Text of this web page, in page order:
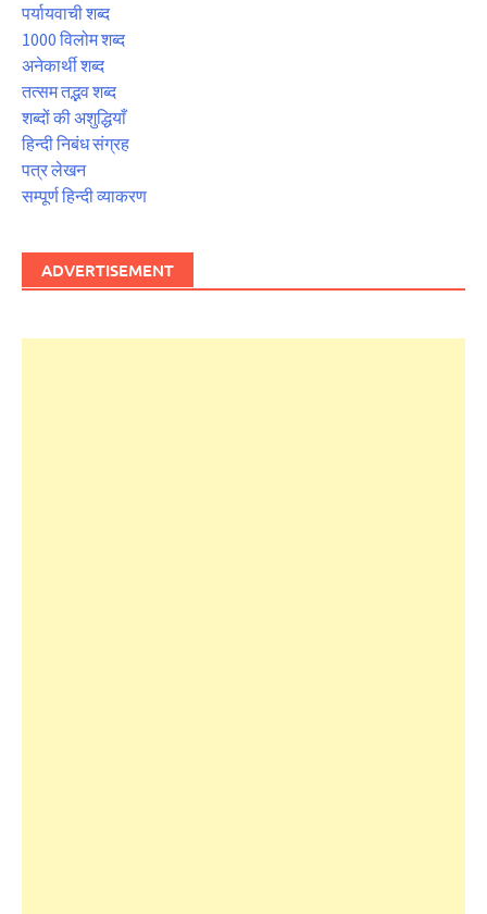
पर्यायवाची शब्द
1000 विलोम शब्द
अनेकार्थी शब्द
तत्सम तद्भव शब्द
शब्दों की अशुद्धियाँ
हिन्दी निबंध संग्रह
पत्र लेखन
सम्पूर्ण हिन्दी व्याकरण
ADVERTISEMENT